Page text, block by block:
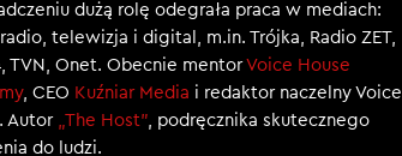
dużą rolę odegrała praca w mediach:
telewizja i digital, m.in. Trójka, Radio ZET,
TVN, Onet. Obecnie mentorVoice House
, CEO Kuźniar Media i redaktor naczelny Voice
Autor „The Host”, podręcznika skutecznego
do ludzi.